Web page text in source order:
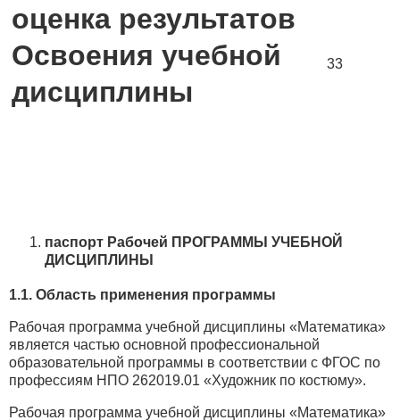
оценка результатов
Освоения учебной
дисциплины
33
паспорт Рабочей ПРОГРАММЫ УЧЕБНОЙ
ДИСЦИПЛИНЫ
1.1. Область применения программы
Рабочая программа учебной дисциплины «Математика»
является частью основной профессиональной
образовательной программы в соответствии с ФГОС по
профессиям НПО 262019.01 «Художник по костюму».
Рабочая программа учебной дисциплины «Математика»